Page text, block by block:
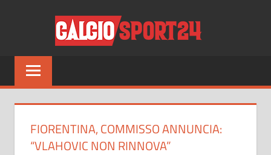
Tutto
sul
del
FIORENTINA, COMMISSO ANNUNCIA:
“VLAHOVIC NON RINNOVA”